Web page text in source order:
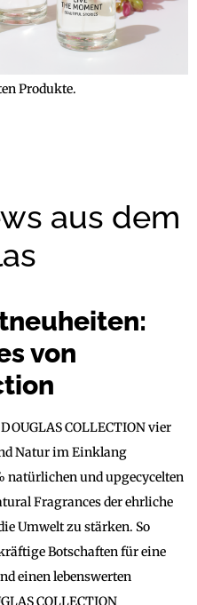
Produkte.
aus dem
von
COLLECTION vier
Natur im Einklang
natürlichen und upgecycelten
Fragrances der ehrliche
Umwelt zu stärken. So
Botschaften für eine
einen lebenswerten
COLLECTION